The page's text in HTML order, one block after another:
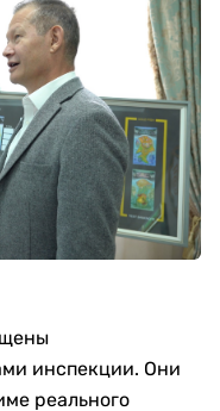
инспекции. Они
реального